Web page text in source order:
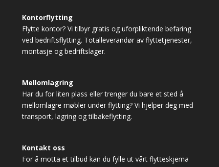
Kontorflytting
Flytte kontor? Vi tilbyr gratis og uforpliktende befaring
ved bedriftsflytting. Totalleverandør av flyttetjenester,
montasje og bedriftslager.
Mellomlagring
Har du for liten plass eller trenger du bare et sted å
mellomlagre møbler under flytting? Vi hjelper deg med
transport, lagring og tilbakeflytting.
Kontakt oss
For å motta et tilbud kan du fylle ut vårt flytteskjema